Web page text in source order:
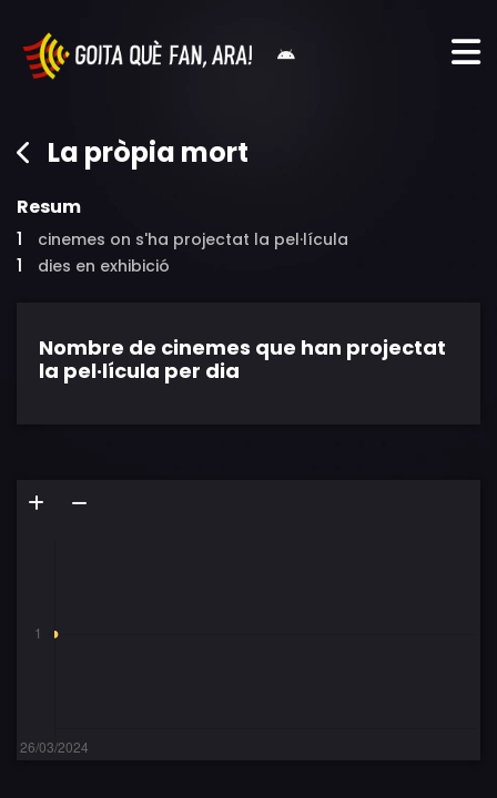
La pròpia mort
Resum
1
cinemes on s'ha projectat la pel·lícula
1 dies en exhibició
Nombre de cinemes que han projectat
la pel·lícula per dia